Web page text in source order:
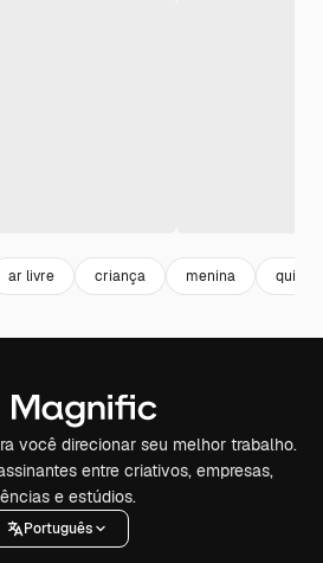
ar livre criança menina quiet
você direcionar seu melhor trabalho.
entre criativos, empresas,
e estúdios.
Português